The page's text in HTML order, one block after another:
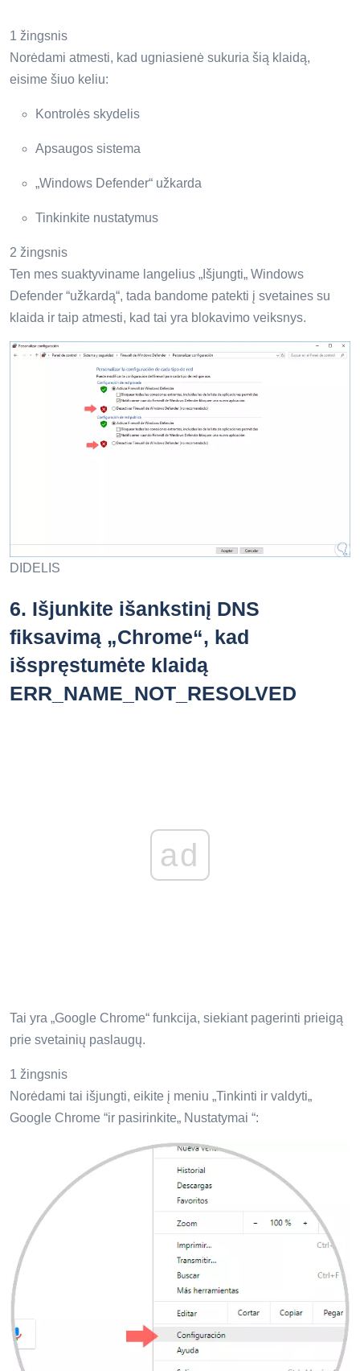
1 žingsnis
Norėdami atmesti, kad ugniasienė sukuria šią klaidą,
eisime šiuo keliu:
Kontrolės skydelis
Apsaugos sistema
„Windows Defender“ užkarda
Tinkinkite nustatymus
2 žingsnis
Ten mes suaktyviname langelius „Išjungti„ Windows
Defender “užkardą“, tada bandome patekti į svetaines su
klaida ir taip atmesti, kad tai yra blokavimo veiksnys.
DIDELIS
6. Išjunkite išankstinį DNS
fiksavimą „Chrome“, kad
išspręstumėte klaidą
ERR_NAME_NOT_RESOLVED
ad
Tai yra „Google Chrome“ funkcija, siekiant pagerinti prieigą
prie svetainių paslaugų.
1 žingsnis
Norėdami tai išjungti, eikite į meniu „Tinkinti ir valdyti„
Google Chrome “ir pasirinkite„ Nustatymai “: